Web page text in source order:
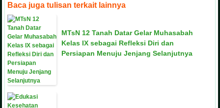
Baca juga tulisan terkait lainnya
MTsN 12 Tanah Datar Gelar Muhasabah
Kelas IX sebagai Refleksi Diri dan
Persiapan Menuju Jenjang Selanjutnya